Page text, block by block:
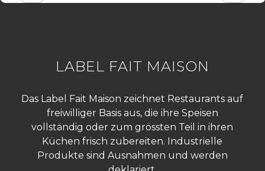
LABEL FAIT MAISON
Das Label Fait Maison zeichnet Restaurants auf
freiwilliger Basis aus, die ihre Speisen
vollständig oder zum grössten Teil in ihren
Küchen frisch zubereiten. Industrielle
Produkte sind Ausnahmen und werden